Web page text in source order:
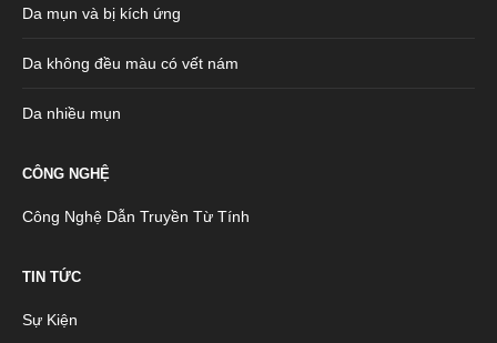
Da mụn và bị kích ứng
Da không đều màu có vết nám
Da nhiều mụn
CÔNG NGHỆ
Công Nghệ Dẫn Truyền Từ Tính
TIN TỨC
Sự Kiện